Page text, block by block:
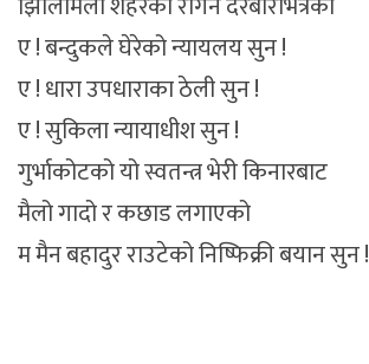
ए ! बन्दुकले घेरेको न्यायलय सुन !
ए ! धारा उपधाराका ठेली सुन !
ए ! सुकिला न्यायाधीश सुन !
गुर्भाकोटको यो स्वतन्त्र भेरी किनारबाट
मैलो गादो र कछाड लगाएको
म मैन बहादुर राउटेको निष्फिक्री बयान सुन !